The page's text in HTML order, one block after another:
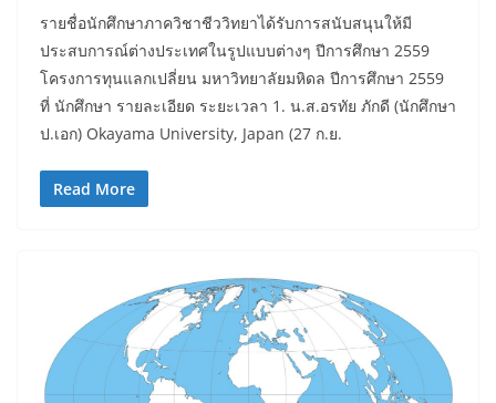
รายชื่อนักศึกษาภาควิชาชีววิทยาได้รับการสนับสนุนให้มี
ประสบการณ์ต่างประเทศในรูปแบบต่างๆ ปีการศึกษา 2559
โครงการทุนแลกเปลี่ยน มหาวิทยาลัยมหิดล ปีการศึกษา 2559
ที่ นักศึกษา รายละเอียด ระยะเวลา 1. น.ส.อรทัย ภักดี (นักศึกษา
ป.เอก) Okayama University, Japan (27 ก.ย.
Read More